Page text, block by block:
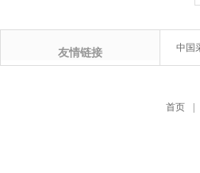
友情链接 中国
首页